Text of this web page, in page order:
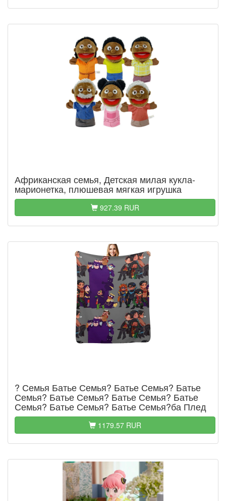
Африканская семья, Детская милая кукла-
марионетка, плюшевая мягкая игрушка
927.39 RUR
? Семья Батье Семья? Батье Семья? Батье
Семья? Батье Семья? Батье Семья? Батье
Семья? Батье Семья? Батье Семья?ба Плед
1179.57 RUR